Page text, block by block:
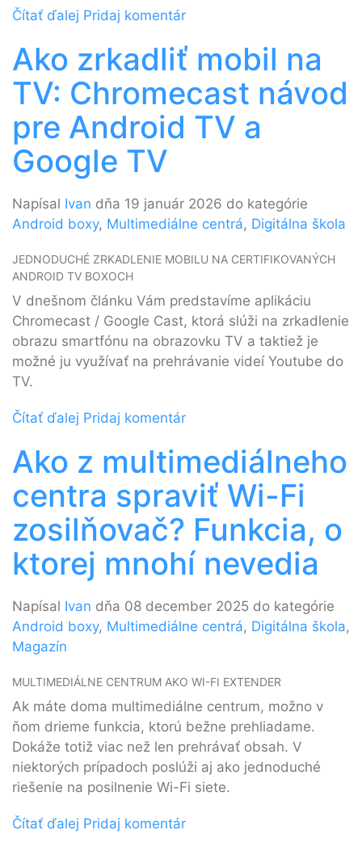
Čítať ďalej Pridaj komentár
Ako zrkadliť mobil na
TV: Chromecast návod
pre Android TV a
Google TV
Napísal Ivan dňa 19 január 2026 do kategórie
Android boxy, Multimediálne centrá, Digitálna škola
JEDNODUCHÉ ZRKADLENIE MOBILU NA CERTIFIKOVANÝCH
ANDROID TV BOXOCH
V dnešnom článku Vám predstavíme aplikáciu
Chromecast / Google Cast, ktorá slúži na zrkadlenie
obrazu smartfónu na obrazovku TV a taktiež je
možné ju využívať na prehrávanie videí Youtube do
TV.
Čítať ďalej Pridaj komentár
Ako z multimediálneho
centra spraviť Wi-Fi
zosilňovač? Funkcia, o
ktorej mnohí nevedia
Napísal Ivan dňa 08 december 2025 do kategórie
Android boxy, Multimediálne centrá, Digitálna škola,
Magazín
MULTIMEDIÁLNE CENTRUM AKO WI-FI EXTENDER
Ak máte doma multimediálne centrum, možno v
ňom drieme funkcia, ktorú bežne prehliadame.
Dokáže totiž viac než len prehrávať obsah. V
niektorých prípadoch poslúži aj ako jednoduché
riešenie na posilnenie Wi-Fi siete.
Čítať ďalej Pridaj komentár